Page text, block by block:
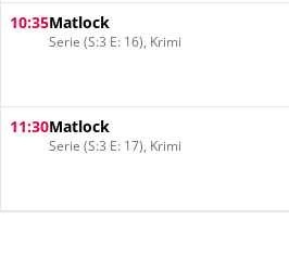
10:35Matlock
Serie (S:3 E: 16), Krimi
11:30Matlock
Serie (S:3 E: 17), Krimi